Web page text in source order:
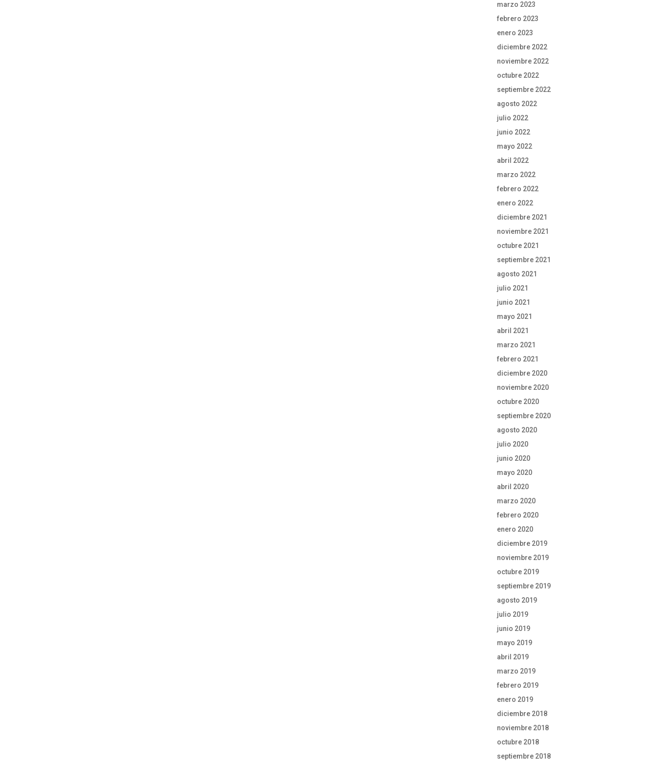
marzo 2023
febrero 2023
enero 2023
diciembre 2022
noviembre 2022
octubre 2022
septiembre 2022
agosto 2022
julio 2022
junio 2022
mayo 2022
abril 2022
marzo 2022
febrero 2022
enero 2022
diciembre 2021
noviembre 2021
octubre 2021
septiembre 2021
agosto 2021
julio 2021
junio 2021
mayo 2021
abril 2021
marzo 2021
febrero 2021
diciembre 2020
noviembre 2020
octubre 2020
septiembre 2020
agosto 2020
julio 2020
junio 2020
mayo 2020
abril 2020
marzo 2020
febrero 2020
enero 2020
diciembre 2019
noviembre 2019
octubre 2019
septiembre 2019
agosto 2019
julio 2019
junio 2019
mayo 2019
abril 2019
marzo 2019
febrero 2019
enero 2019
diciembre 2018
noviembre 2018
octubre 2018
septiembre 2018